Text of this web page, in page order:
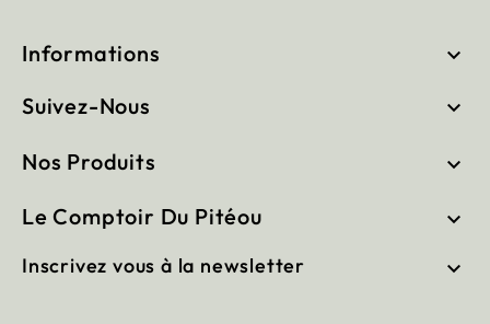
Informations 
Suivez-Nous 
Nos Produits 
Le Comptoir Du Pitéou 
Inscrivez vous à la newsletter 